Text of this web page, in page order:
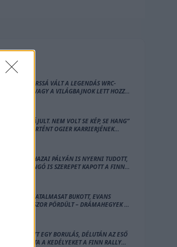
HÍREK
TÚL GYORSSÁ VÁLT A LEGENDÁS WRC-
FUTAM, VAGY A VILÁGBAJNOK LETT HOZZÁ
„SEB ELÁJULT. NEM VOLT SE KÉP, SE HANG”
– ÍGY TÖRTÉNT OGIER KARRIERJÉNEK
PAJARI HAZAI PÁLYÁN IS NYERNI TUDOTT,
EGY DONGÓ IS SZEREPET KAPOTT A FINN
OGIER HATALMASAT BUKOTT, EVANS
HÁROMSZOR PÖRDÜLT – DRÁMAHEGYEK A
DÉLELŐTT EGY BORULÁS, DÉLUTÁN AZ ESŐ
BORZOLTA A KEDÉLYEKET A FINN RALLY